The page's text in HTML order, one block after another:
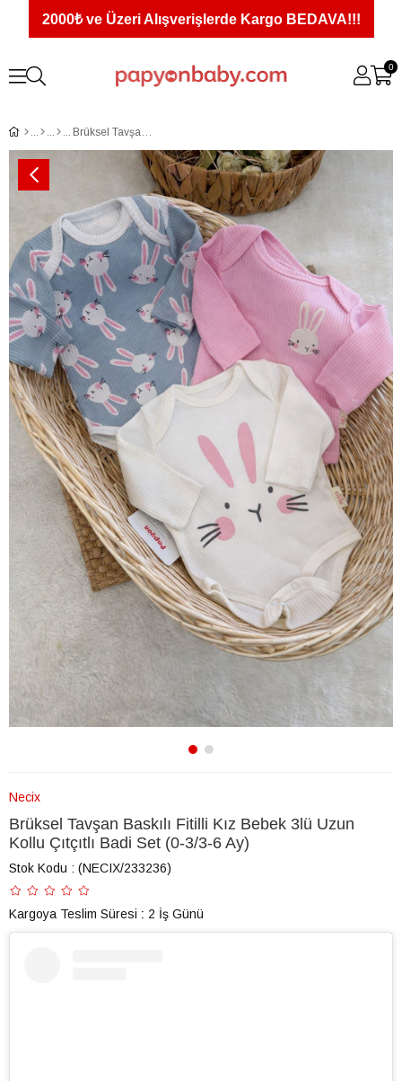
2000₺ ve Üzeri Alışverişlerde Kargo BEDAVA!!!
0
Brüksel Tavşan Baskılı Fitilli Kız Bebek 3lü Uzun Kollu Çıtçıtlı Badi Set (0-3/3-6 Ay)
Necix
Brüksel Tavşan Baskılı Fitilli Kız Bebek 3lü Uzun
Kollu Çıtçıtlı Badi Set (0-3/3-6 Ay)
Stok Kodu (NECIX/233236)
Kargoya Teslim Süresi : 2 İş Günü